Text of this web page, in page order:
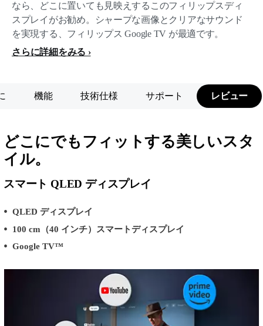
なら、どこに置いても見映えするこのフィリップスディ
スプレイがお勧め。シャープな画像とクリアなサウンド
を実現する、フィリップス Google TV が最適です。
さらに詳細をみる
機能 技術仕様 サポート レビュー
どこにでもフィットする美しいスタ
イル。
スマート QLED ディスプレイ
QLED ディスプレイ
100 cm（40 インチ）スマートディスプレイ
Google TV™